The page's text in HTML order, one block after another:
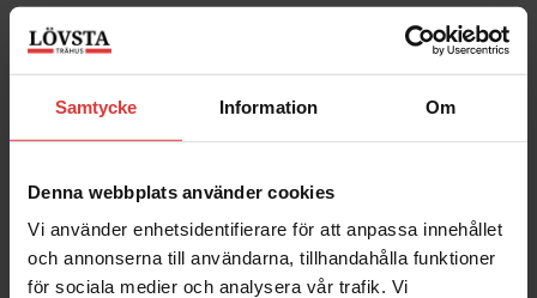
Samtycke Information Om
Denna webbplats använder cookies
Vi använder enhetsidentifierare för att anpassa innehållet
och annonserna till användarna, tillhandahålla funktioner
för sociala medier och analysera vår trafik. Vi
Stäng